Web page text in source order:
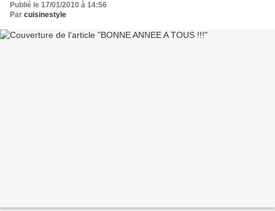
Publié le 17/01/2010 à 14:56
Par cuisinestyle